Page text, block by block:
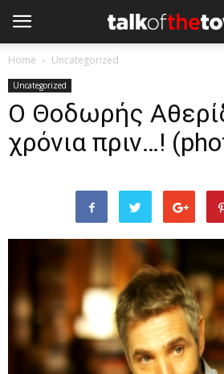
Home Uncategorized
Uncategorized
Ο Θοδωρής
χρόνια πριν…!